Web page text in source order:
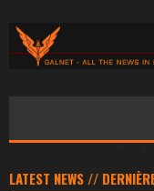
LATEST NEWS //